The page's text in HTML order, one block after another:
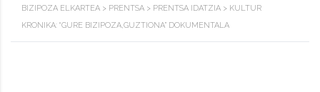
BIZIPOZA ELKARTEA > PRENTSA > PRENTSA IDATZIA > KULTUR
KRONIKA: “GURE BIZIPOZA,GUZTIONA” DOKUMENTALA